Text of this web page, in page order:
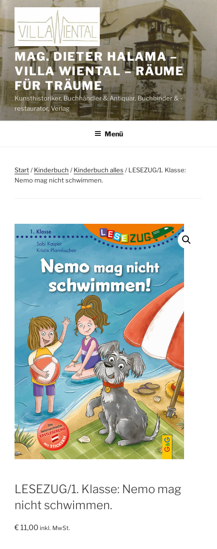
Zum
Inhalt
springen
MAG. DIETER HALAMA –
VILLA WIENTAL – RÄUME
FÜR TRÄUME
Kunsthistoriker, Buchhändler & Antiquar, Buchbinder & -
restaurator, Verlag
Menü
Start/Kinderbuch /Kinderbuch alles / LESEZUG/1. Klasse:
Nemo mag nicht schwimmen.
LESEZUG/1. Klasse: Nemo mag
nicht schwimmen.
€11,00 inkl. MwSt.